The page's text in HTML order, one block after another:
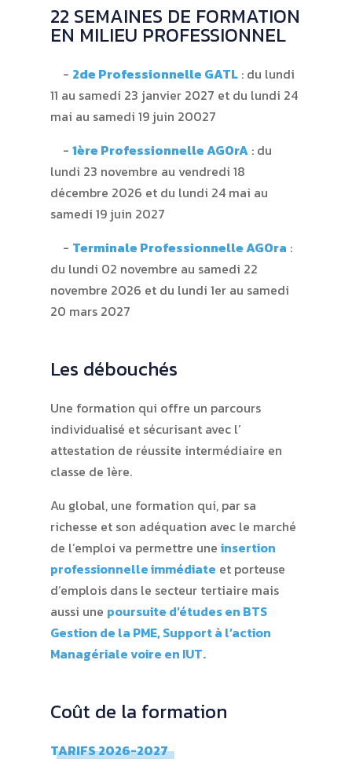
22 SEMAINES DE FORMATION
EN MILIEU PROFESSIONNEL
2de Professionnelle GATL : du lundi
11 au samedi 23 janvier 2027 et du lundi 24
mai au samedi 19 juin 20027
1ère Professionnelle AGOrA : du
lundi 23 novembre au vendredi 18
décembre 2026 et du lundi 24 mai au
samedi 19 juin 2027
Terminale Professionnelle AGOra :
du lundi 02 novembre au samedi 22
novembre 2026 et du lundi 1er au samedi
20 mars 2027
Les débouchés
Une formation qui offre un parcours
individualisé et sécurisant avec l’
attestation de réussite intermédiaire en
classe de 1ère.
Au global, une formation qui, par sa
richesse et son adéquation avec le marché
de l’emploi va permettre une insertion
professionnelle immédiate et porteuse
d’emplois dans le secteur tertiaire mais
aussi une poursuite d’études en BTS
Gestion de la PME, Support à l’action
Managériale voire en IUT.
Coût de la formation
TARIFS 2026-2027